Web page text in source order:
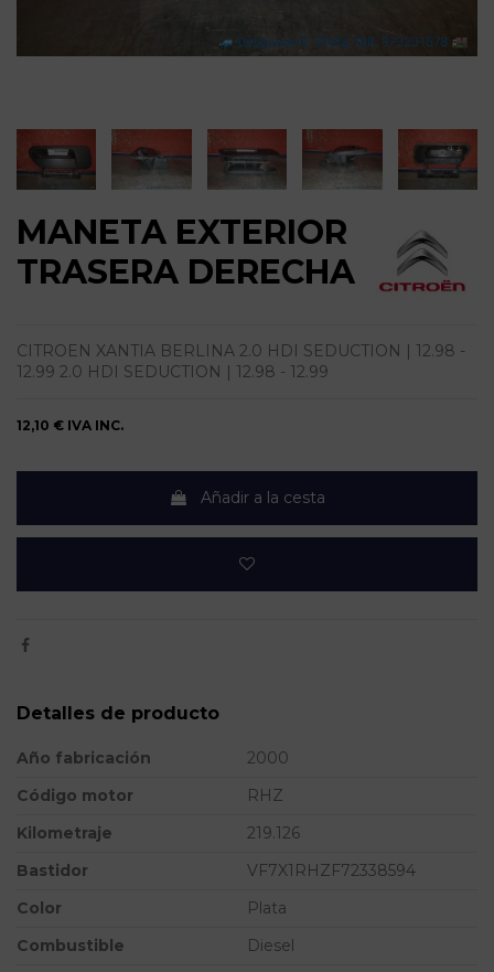
MANETA EXTERIOR
TRASERA DERECHA
CITROEN XANTIA BERLINA 2.0 HDI SEDUCTION | 12.98 -
12.99 2.0 HDI SEDUCTION | 12.98 - 12.99
12,10 € IVA INC.
Añadir a la cesta
Detalles de producto
Año fabricación
2000
Código motor
RHZ
Kilometraje
219.126
Bastidor
VF7X1RHZF72338594
Color
Plata
Combustible
Diesel